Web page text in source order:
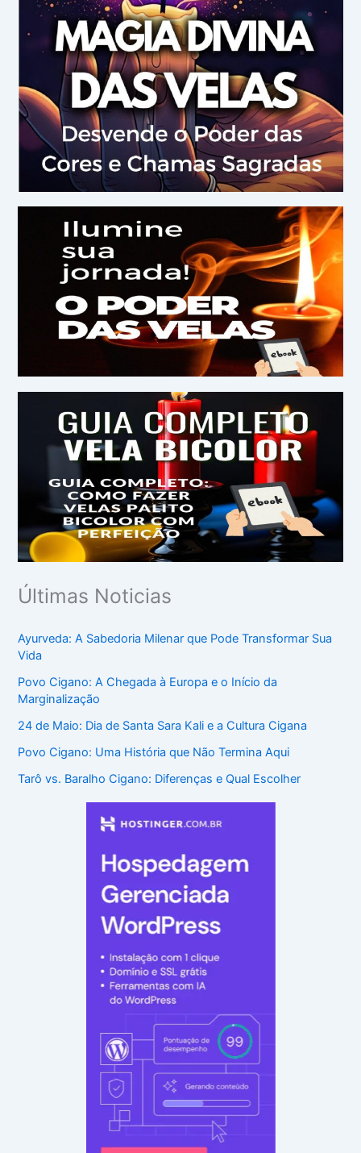
Últimas Noticias
Ayurveda: A Sabedoria Milenar que Pode Transformar Sua
Vida
Povo Cigano: A Chegada à Europa e o Início da
Marginalização
24 de Maio: Dia de Santa Sara Kali e a Cultura Cigana
Povo Cigano: Uma História que Não Termina Aqui
Tarô vs. Baralho Cigano: Diferenças e Qual Escolher